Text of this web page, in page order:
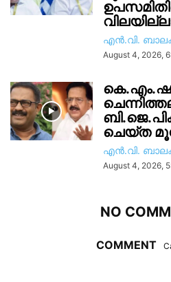
എൻ.വി.
August 4, 2026,
ചെയ്ത
എൻ.വി.
August 4, 2026,
NO
COMMENT